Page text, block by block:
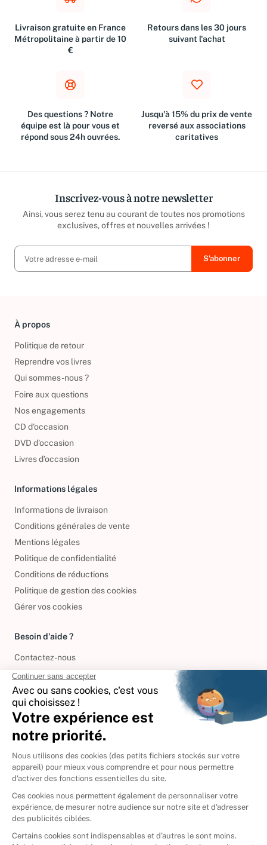
Livraison gratuite en France
Métropolitaine à partir de 10
€
Retours dans les 30 jours
suivant l'achat
Des questions ? Notre
équipe est là pour vous et
répond sous 24h ouvrées.
Jusqu'à 15% du prix de vente
reversé aux associations
caritatives
Inscrivez-vous à notre newsletter
Ainsi, vous serez tenu au courant de toutes nos promotions
exclusives, offres et nouvelles arrivées !
À propos
Politique de retour
Reprendre vos livres
Qui sommes-nous ?
Foire aux questions
Nos engagements
CD d'occasion
DVD d'occasion
Livres d’occasion
Informations légales
Informations de livraison
Conditions générales de vente
Mentions légales
Politique de confidentialité
Conditions de réductions
Politique de gestion des cookies
Gérer vos cookies
Besoin d'aide ?
Contactez-nous
International
🇪🇸Espagne
🇮🇹Italie
Donner vos livres